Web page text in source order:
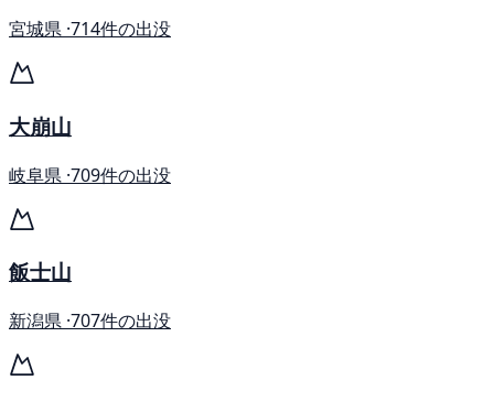
宮城県 ·714件の出没
大崩山
岐阜県 ·709件の出没
飯士山
新潟県 ·707件の出没